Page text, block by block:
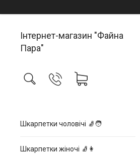
Інтернет-магазин "Файна
Пара"
Шкарпетки чоловічі 🧦🧑
Шкарпетки жіночі 🧦👩